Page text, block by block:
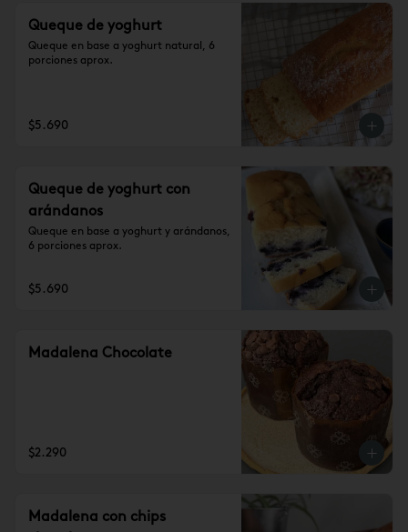
Queque de yoghurt
Queque en base a yoghurt natural, 6
porciones aprox.
$5.690
Queque de yoghurt con
arándanos
Queque en base a yoghurt y arándanos,
6 porciones aprox.
$5.690
Madalena Chocolate
$2.290
Madalena con chips